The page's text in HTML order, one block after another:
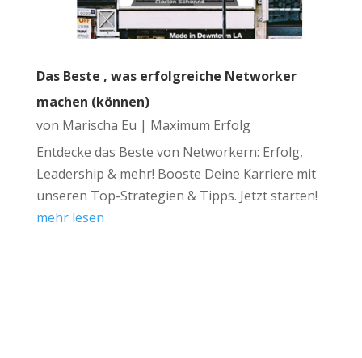
Das Beste , was erfolgreiche Networker
machen (können)
von Marischa Eu | Maximum Erfolg
Entdecke das Beste von Networkern: Erfolg,
Leadership & mehr! Booste Deine Karriere mit
unseren Top-Strategien & Tipps. Jetzt starten!
mehr lesen